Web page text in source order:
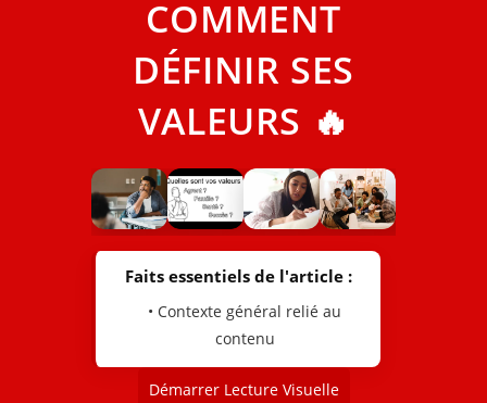
COMMENT
DÉFINIR SES
VALEURS 🔥
Faits essentiels de l'article :
• Contexte général relié au
contenu
Démarrer Lecture Visuelle